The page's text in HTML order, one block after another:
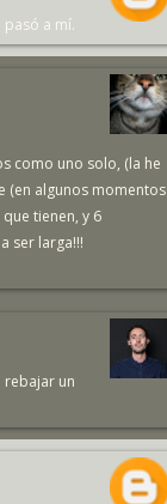
pasó a mí.
como uno solo, (la he
(en algunos momentos
tienen, y 6
ser larga!!!
rebajar un